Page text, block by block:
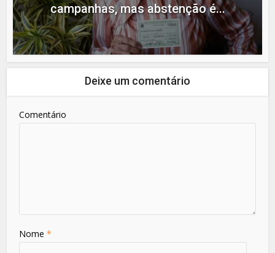
campanhas, mas abstenção é...
Deixe um comentário
Comentário
Nome*